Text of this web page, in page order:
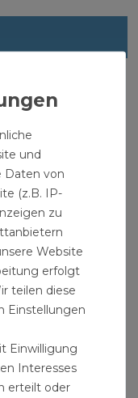
und
Daten von
(z.B. IP-
zu
Website
erfolgt
teilen diese
Einstellungen
Einwilligung
Interesses
erteilt oder